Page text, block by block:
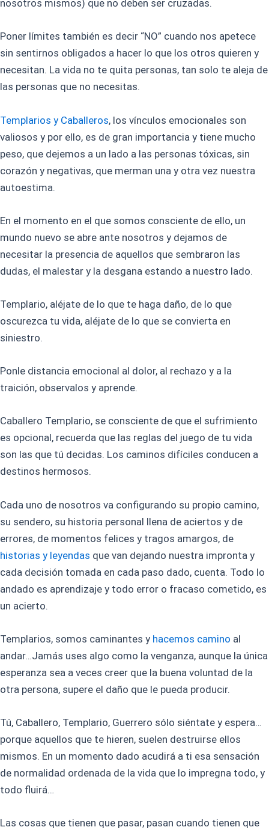
nosotros mismos) que no deben ser cruzadas.
Poner límites también es decir “NO” cuando nos apetece
sin sentirnos obligados a hacer lo que los otros quieren y
necesitan. La vida no te quita personas, tan solo te aleja de
las personas que no necesitas.
Templarios y Caballeros, los vínculos emocionales son
valiosos y por ello, es de gran importancia y tiene mucho
peso, que dejemos a un lado a las personas tóxicas, sin
corazón y negativas, que merman una y otra vez nuestra
autoestima.
En el momento en el que somos consciente de ello, un
mundo nuevo se abre ante nosotros y dejamos de
necesitar la presencia de aquellos que sembraron las
dudas, el malestar y la desgana estando a nuestro lado.
Templario, aléjate de lo que te haga daño, de lo que
oscurezca tu vida, aléjate de lo que se convierta en
siniestro.
Ponle distancia emocional al dolor, al rechazo y a la
traición, observalos y aprende.
Caballero Templario, se consciente de que el sufrimiento
es opcional, recuerda que las reglas del juego de tu vida
son las que tú decidas. Los caminos difíciles conducen a
destinos hermosos.
Cada uno de nosotros va configurando su propio camino,
su sendero, su historia personal llena de aciertos y de
errores, de momentos felices y tragos amargos, de
historias y leyendas que van dejando nuestra impronta y
cada decisión tomada en cada paso dado, cuenta. Todo lo
andado es aprendizaje y todo error o fracaso cometido, es
un acierto.
Templarios, somos caminantes y hacemos camino al
andar…Jamás uses algo como la venganza, aunque la única
esperanza sea a veces creer que la buena voluntad de la
otra persona, supere el daño que le pueda producir.
Tú, Caballero, Templario, Guerrero sólo siéntate y espera…
porque aquellos que te hieren, suelen destruirse ellos
mismos. En un momento dado acudirá a ti esa sensación
de normalidad ordenada de la vida que lo impregna todo, y
todo fluirá…
Las cosas que tienen que pasar, pasan cuando tienen que